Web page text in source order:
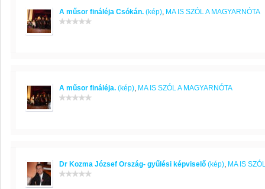
A műsor fináléja Csókán. (kép), MA IS SZÓL A MAGYARNÓTA
A műsor fináléja. (kép), MA IS SZÓL A MAGYARNÓTA
Dr Kozma József Ország- gyűlési képviselő (kép), MA IS